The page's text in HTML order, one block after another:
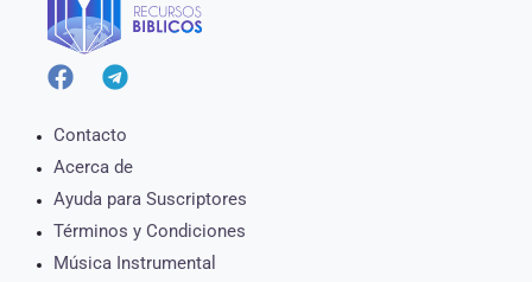
Contacto
Acerca de
Ayuda para Suscriptores
Términos y Condiciones
Música Instrumental